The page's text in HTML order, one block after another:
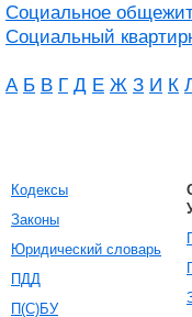
Социальное
Социальный
А Б В Г Д Е Ж З И К
Кодексы
Законы
Юридический словарь
ПДД
П(С)БУ